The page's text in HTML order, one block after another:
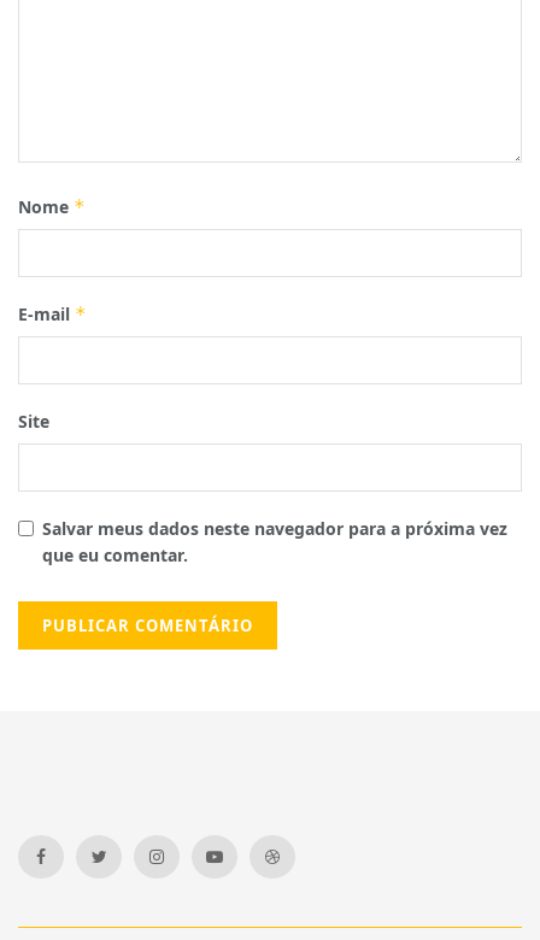
Nome *
E-mail *
Site
Salvar meus dados neste navegador para a próxima vez
que eu comentar.